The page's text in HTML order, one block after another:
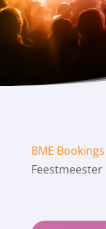
BME Bookings
Feestmeester